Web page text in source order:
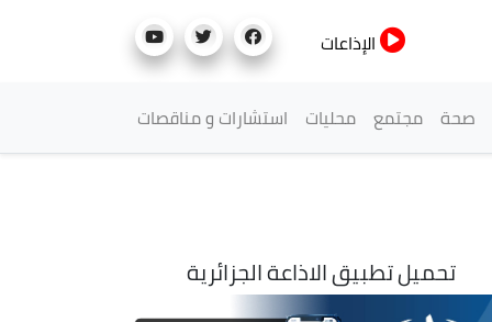
الإذاعات
صحة مجتمع محليات استشارات و مناقصات
تحميل تطبيق الاذاعة الجزائرية